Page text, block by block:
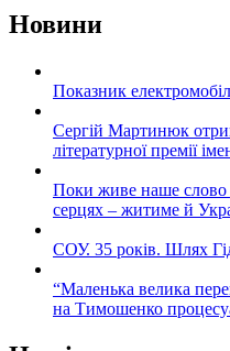
Новини
Показник
Сергій Мартинюк
літературної премії
Поки живе наше
серцях – житиме й
СОУ. 35 років. Шлях
“Маленька велика
на Тимошенко